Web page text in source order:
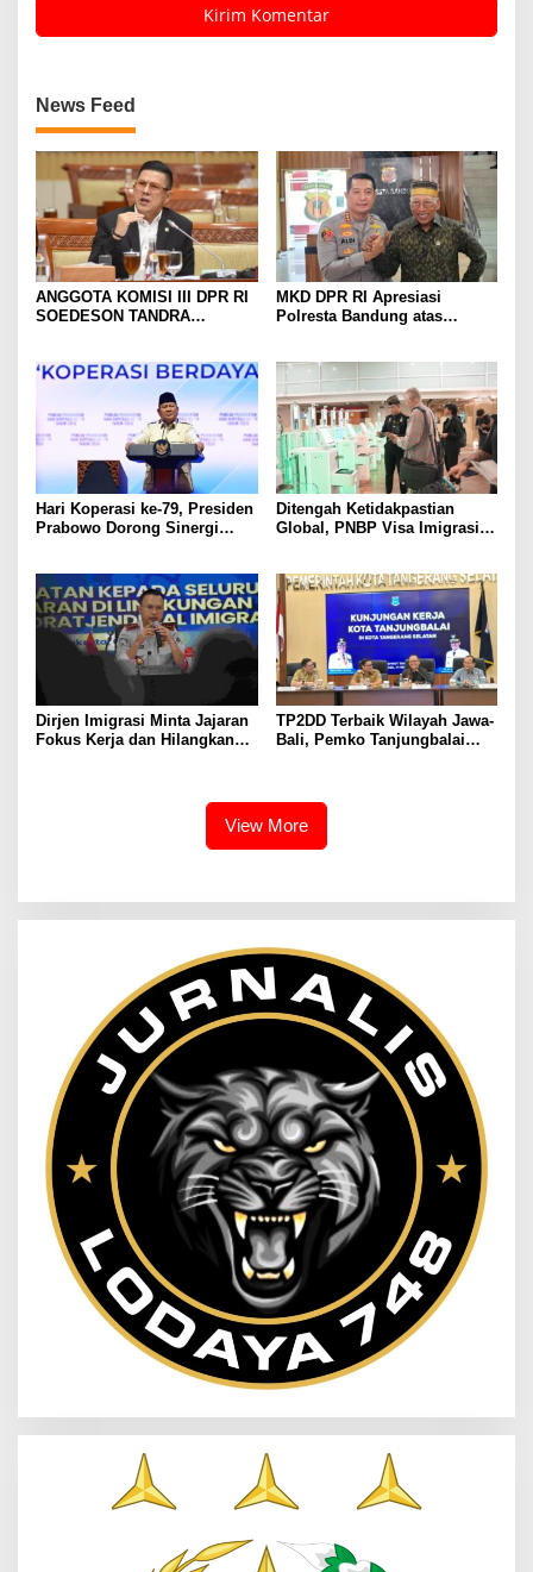
News Feed
ANGGOTA KOMISI III DPR RI
SOEDESON TANDRA
ATAS KESIGAPAN
MENGUNGKAP KASUS
DUGAAN PELECEHAN
SEKSUAL DAN
PEMBUNUHAN DIWILAYAH
KERJA POLRES TAPSEL
MKD DPR RI Apresiasi
Polresta Bandung atas
Hukum
Hari Koperasi ke-79, Presiden
Prabowo Dorong Sinergi
Ditengah Ketidakpastian
Global, PNBP Visa Imigrasi
Dirjen Imigrasi Minta Jajaran
Fokus Kerja dan Hilangkan
TP2DD Terbaik Wilayah Jawa-
Bali, Pemko Tanjungbalai
Peningkatan PAD Berbasis
Digitalisasi
View More